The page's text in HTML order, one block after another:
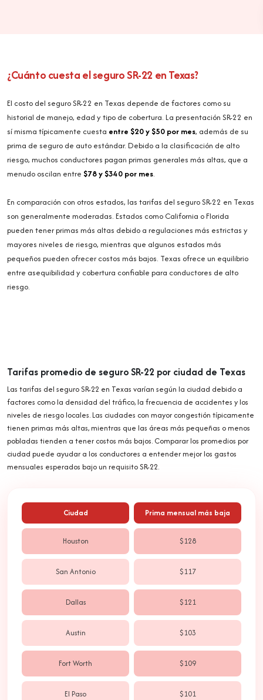
¿Cuánto cuesta el seguro SR-22 en Texas?
El costo del seguro SR-22 en Texas depende de factores como su
historial de manejo, edad y tipo de cobertura. La presentación SR-22 en
sí misma típicamente cuesta entre $20 y $50 por mes, además de su
prima de seguro de auto estándar. Debido a la clasificación de alto
riesgo, muchos conductores pagan primas generales más altas, que a
menudo oscilan entre $78 y $340 por mes.
En comparación con otros estados, las tarifas del seguro SR-22 en Texas
son generalmente moderadas. Estados como California o Florida
pueden tener primas más altas debido a regulaciones más estrictas y
mayores niveles de riesgo, mientras que algunos estados más
pequeños pueden ofrecer costos más bajos. Texas ofrece un equilibrio
entre asequibilidad y cobertura confiable para conductores de alto
riesgo.
Tarifas promedio de seguro SR-22 por ciudad de Texas
Las tarifas del seguro SR-22 en Texas varían según la ciudad debido a
factores como la densidad del tráfico, la frecuencia de accidentes y los
niveles de riesgo locales. Las ciudades con mayor congestión típicamente
tienen primas más altas, mientras que las áreas más pequeñas o menos
pobladas tienden a tener costos más bajos. Comparar los promedios por
ciudad puede ayudar a los conductores a entender mejor los gastos
mensuales esperados bajo un requisito SR-22.
Ciudad Prima mensual más baja
Houston $128
San Antonio $117
Dallas $121
Austin $103
Fort Worth $109
El Paso $101